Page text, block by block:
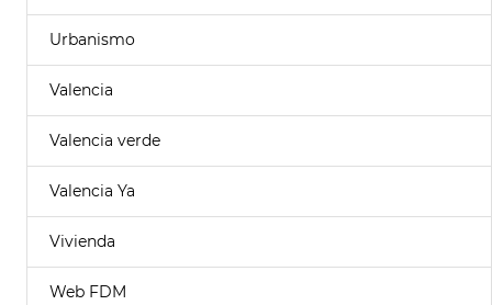
Urbanismo
Valencia
Valencia verde
Valencia Ya
Vivienda
Web FDM